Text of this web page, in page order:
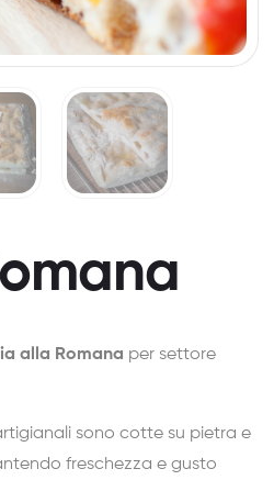
alla Romana per settore
sono cotte su pietra e
freschezza e gusto